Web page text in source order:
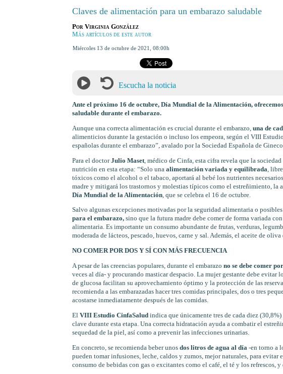
Claves de alimentación para un embarazo saludable
Por Virginia González
Más artículos de este autor
miércoles 13 de octubre de 2021 08:00h
Escucha la noticia
Ante el próximo 16 de octubre, Día Mundial de la Alimentación,
saludable durante el embarazo.
Aunque una correcta alimentación es crucial durante el embarazo, una de
alimenticios durante la gestación o incluso los empeora, según el VIII
españolas durante el embarazo”, avalado por la Sociedad Española de
Para el doctorJulio Maset, médico de Cinfa, esta cifra revela que la
nutrición en esta etapa: “Solo una alimentación variada y equilibrada ,
tóxicos como el alcohol o el tabaco, aportará al bebé los nutrientes
madre y mitigará los trastornos y molestias típicos como el estreñimiento, la
Día Mundial de la Alimentación, que se celebra el 16 de octubre.
Salvo algunas excepciones motivadas por la seguridad alimentaria o
para el embarazo, sino que la futura madre debe comer de forma variada
alimentaria. Es importante un consumo abundante de frutas, verduras,
moderada de lácteos, pescado, huevos, carne y sal. Además, el aceite de
NO COMER POR DOS Y SÍ CON MÁS FRECUENCIA
A pesar de las creencias populares, durante el embarazo no se debe comer
veces al día- y procurando masticar despacio. La mujer gestante debe evitar
de glucosa facilitan su aprovechamiento óptimo y la protección de las
recomienda a las embarazadas hacer tres comidas principales, dos o tres
acostarse inmediatamente después de las comidas.
El VIII Estudio CinfaSalud indica que únicamente tres de cada diez (30,8%)
clave durante esta etapa. Una correcta hidratación ayuda a combatir el
sequedad de la piel, así como a prevenir las infecciones urinarias.
En concreto, se recomienda beber unosdos litros de agua al día -en torno a
pueden tomar infusiones, leche, caldos y zumos, mejor naturales, para evitar
consumo de bebidas con gas o excitantes como el café, el té y los refrescos,